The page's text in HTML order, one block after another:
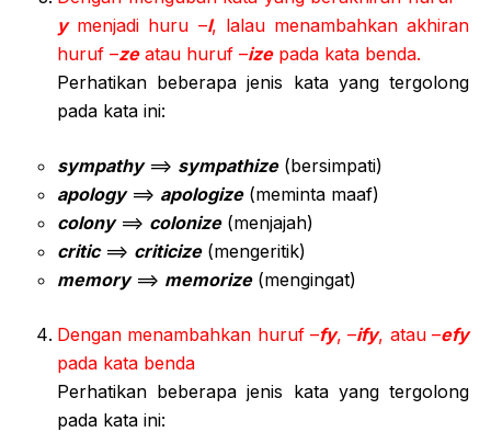
ymenjadi huru –I, lalau menambahkan akhiran
huruf –zeatau huruf –izepada kata benda.
Perhatikan beberapa jenis kata yang tergolong
pada kata ini:
sympathy==> sympathize(bersimpati)
apology==> apologize(meminta maaf)
colony==> colonize(menjajah)
critic==> criticize(mengeritik)
memory==> memorize(mengingat)
Dengan menambahkan huruf –fy, –ify, atau –efy
pada kata benda
Perhatikan beberapa jenis kata yang tergolong
pada kata ini: